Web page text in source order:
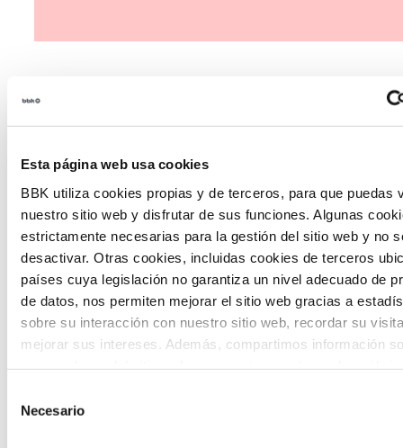
Esta página web usa cookies
BBK utiliza cookies propias y de terceros, para que puedas
nuestro sitio web y disfrutar de sus funciones. Algunas
estrictamente necesarias para la gestión del sitio web y no
desactivar. Otras cookies, incluidas cookies de terceros
países cuya legislación no garantiza un nivel adecuado de
de datos, nos permiten mejorar el sitio web gracias a
sobre su interacción con nuestro sitio web, recordar su
mejorar sus intereses. Además, compartimos información
proporcionado o que hayan recopilado a partir del uso que
Necesario
Habitantes del futuro
Habitantes del Futuro es un espacio de
prospectiva ciudadana orientado a
introducir la participación de la
ciudadanía y la voz de los jóvenes en la
definición de escenarios futuros y el
diseño de soluciones a los principales
retos de Euskadi.